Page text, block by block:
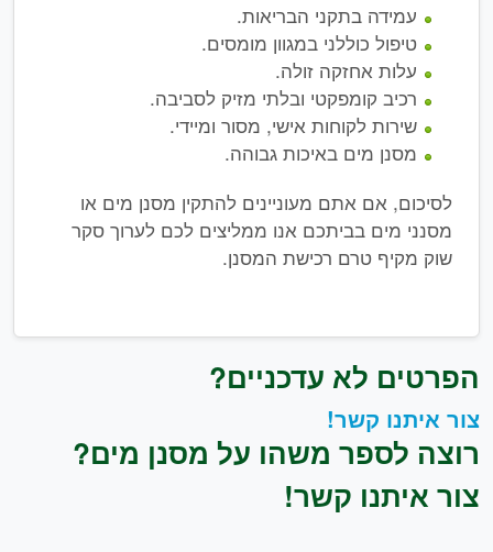
עמידה בתקני הבריאות.
טיפול כוללני במגוון מומסים.
עלות אחזקה זולה.
רכיב קומפקטי ובלתי מזיק לסביבה.
שירות לקוחות אישי, מסור ומיידי.
מסנן מים באיכות גבוהה.
לסיכום, אם אתם מעוניינים להתקין מסנן מים או
מסנני מים בביתכם אנו ממליצים לכם לערוך סקר
שוק מקיף טרם רכישת המסנן.
הפרטים לא עדכניים?
צור איתנו קשר!
רוצה לספר משהו על מסנן מים?
צור איתנו קשר!